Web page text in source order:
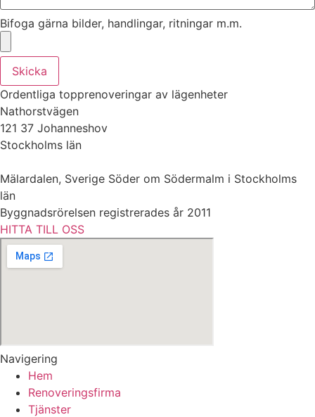
Bifoga gärna bilder, handlingar, ritningar m.m.
Skicka
Ordentliga topprenoveringar av lägenheter
Nathorstvägen
121 37 Johanneshov
Stockholms län
Mälardalen, Sverige Söder om Södermalm i Stockholms
län
Byggnadsrörelsen registrerades år 2011
HITTA TILL OSS
Navigering
Hem
Renoveringsfirma
Tjänster